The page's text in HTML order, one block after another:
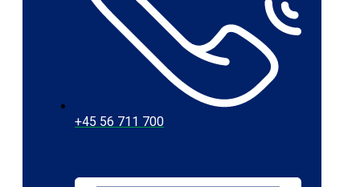
+45 56 711 700